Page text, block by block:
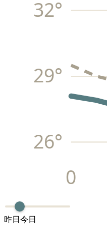
26°
29°
32°
0
昨日今日